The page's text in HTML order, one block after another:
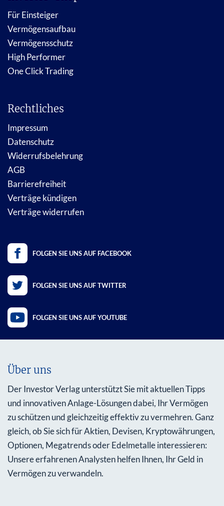
Für Einsteiger
Vermögensaufbau
Vermögensschutz
High Performer
One Click Trading
Rechtliches
Impressum
Datenschutz
Widerrufsbelehrung
AGB
Barrierefreiheit
Verträge kündigen
Verträge widerrufen
FOLGEN SIE UNS AUF FACEBOOK
FOLGEN SIE UNS AUF TWITTER
FOLGEN SIE UNS AUF YOUTUBE
Über uns
Der Investor Verlag unterstützt Sie mit aktuellen Tipps
und innovativen Anlage-Lösungen dabei, Ihr Vermögen
zu schützen und gleichzeitig effektiv zu vermehren. Ganz
gleich, ob Sie sich für Aktien, Devisen, Kryptowährungen,
Optionen, Megatrends oder Edelmetalle interessieren:
Unsere erfahrenen Analysten helfen Ihnen, Ihr Geld in
Vermögen zu verwandeln.